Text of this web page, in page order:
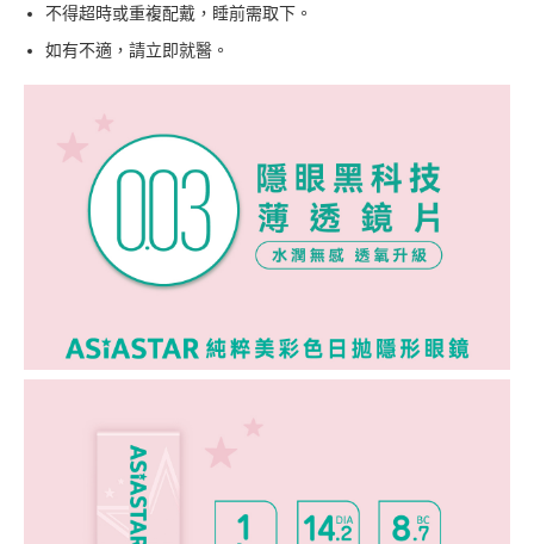
不得超時或重複配戴，睡前需取下。
如有不適，請立即就醫。